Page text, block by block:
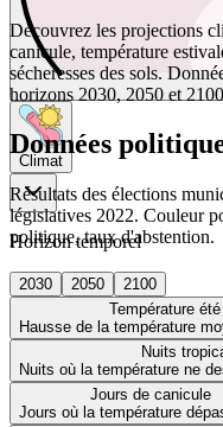
Climat
Horizon temporel
2030 2050
2100
Température été
Hausse de la température
Nuits
Nuits où la température ne
Jours de canicule
Jours où la température
Découvrez les projections
canicule, température
sécheresses des sols.
horizons 2030, 2050 et
Données
Résultats des élections
législatives 2022. Couleur
politique, taux d'abstention.